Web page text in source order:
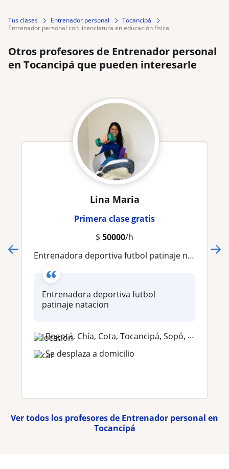
Tus clases Entrenador personal
Tocancipá
entrenador personal con licenciatura en educación física
Otros profesores de Entrenador personal
en Tocancipá que pueden interesarle
Lina Maria
Primera clase gratis
$ 50000/h
Entrenadora deportiva futbol patinaje natacion
Entrenadora deportiva futbol
patinaje natacion
Bogotá, Chía, Cota, Tocancipá, Sopó, Zipaquirá, Cajicá
Se desplaza a domicilio
Ver todos los profesores de Entrenador personal en
Tocancipá